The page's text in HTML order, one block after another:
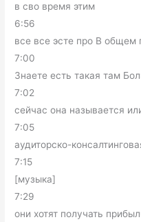
в сво время этим
6:56
все все эсте про В общем
7:00
Знаете есть такая там
7:02
сейчас она называется
7:05
аудиторско-
7:15
[музыка]
7:29
они хотят получать